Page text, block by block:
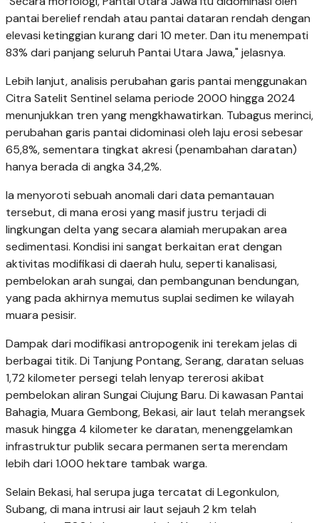
pantai berelief rendah atau pantai dataran rendah dengan
elevasi ketinggian kurang dari 10 meter. Dan itu menempati
83% dari panjang seluruh Pantai Utara Jawa," jelasnya.
Lebih lanjut, analisis perubahan garis pantai menggunakan
Citra Satelit Sentinel selama periode 2000 hingga 2024
menunjukkan tren yang mengkhawatirkan. Tubagus merinci,
perubahan garis pantai didominasi oleh laju erosi sebesar
65,8%, sementara tingkat akresi (penambahan daratan)
hanya berada di angka 34,2%.
Ia menyoroti sebuah anomali dari data pemantauan
tersebut, di mana erosi yang masif justru terjadi di
lingkungan delta yang secara alamiah merupakan area
sedimentasi. Kondisi ini sangat berkaitan erat dengan
aktivitas modifikasi di daerah hulu, seperti kanalisasi,
pembelokan arah sungai, dan pembangunan bendungan,
yang pada akhirnya memutus suplai sedimen ke wilayah
muara pesisir.
Dampak dari modifikasi antropogenik ini terekam jelas di
berbagai titik. Di Tanjung Pontang, Serang, daratan seluas
1,72 kilometer persegi telah lenyap tererosi akibat
pembelokan aliran Sungai Ciujung Baru. Di kawasan Pantai
Bahagia, Muara Gembong, Bekasi, air laut telah merangsek
masuk hingga 4 kilometer ke daratan, menenggelamkan
infrastruktur publik secara permanen serta merendam
lebih dari 1.000 hektare tambak warga.
Selain Bekasi, hal serupa juga tercatat di Legonkulon,
Subang, di mana intrusi air laut sejauh 2 km telah